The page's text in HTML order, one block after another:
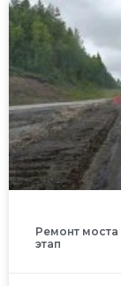
Ремонт
этап